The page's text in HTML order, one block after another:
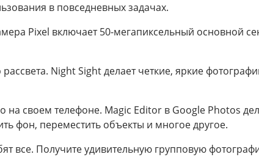
в повседневных задачах.
Pixel включает 50-мегапиксельный основной
Night Sight делает четкие, яркие
своем телефоне. Magic Editor в Google Photos
фон, переместить объекты и многое другое.
все. Получите удивительную групповую